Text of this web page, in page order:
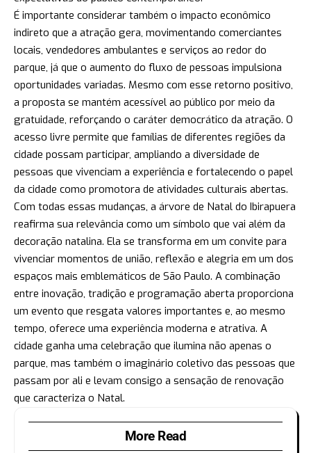
É importante considerar também o impacto econômico
indireto que a atração gera, movimentando comerciantes
locais, vendedores ambulantes e serviços ao redor do
parque, já que o aumento do fluxo de pessoas impulsiona
oportunidades variadas. Mesmo com esse retorno positivo,
a proposta se mantém acessível ao público por meio da
gratuidade, reforçando o caráter democrático da atração. O
acesso livre permite que famílias de diferentes regiões da
cidade possam participar, ampliando a diversidade de
pessoas que vivenciam a experiência e fortalecendo o papel
da cidade como promotora de atividades culturais abertas.
Com todas essas mudanças, a árvore de Natal do Ibirapuera
reafirma sua relevância como um símbolo que vai além da
decoração natalina. Ela se transforma em um convite para
vivenciar momentos de união, reflexão e alegria em um dos
espaços mais emblemáticos de São Paulo. A combinação
entre inovação, tradição e programação aberta proporciona
um evento que resgata valores importantes e, ao mesmo
tempo, oferece uma experiência moderna e atrativa. A
cidade ganha uma celebração que ilumina não apenas o
parque, mas também o imaginário coletivo das pessoas que
passam por ali e levam consigo a sensação de renovação
que caracteriza o Natal.
More Read